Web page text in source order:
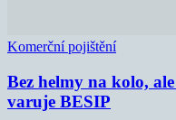
Komerční pojištění
Bez helmy na kolo,
varuje BESIP